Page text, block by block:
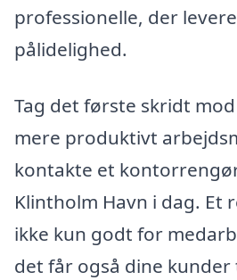
professionelle, der
pålidelighed.
Tag det første skridt
mere produktivt
kontakte et
Klintholm Havn i dag. Et
ikke kun godt for
det får også dine kunder